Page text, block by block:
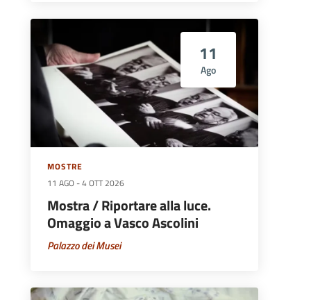
11
Ago
MOSTRE
11 AGO -4 OTT 2026
Mostra / Riportare alla luce.
Omaggio a Vasco Ascolini
Palazzo dei Musei